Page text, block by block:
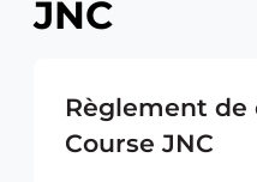
JNC
JNC
Règlement
Course JNC